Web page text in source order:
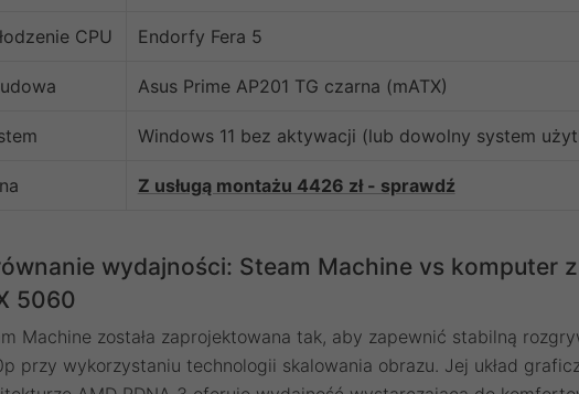
CPU Endorfy Fera 5
Asus Prime AP201 TG czarna (mATX)
Windows 11 bez aktywacji (lub dowolny system
Z usługą montażu 4426 zł - sprawdź
wydajności: Steam Machine vs komputer
5060
Machine została zaprojektowana tak, aby zapewnić stabilną
przy wykorzystaniu technologii skalowania obrazu. Jej układ